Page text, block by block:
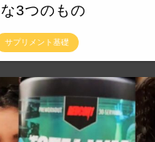
サプリメント基礎
な3つのもの